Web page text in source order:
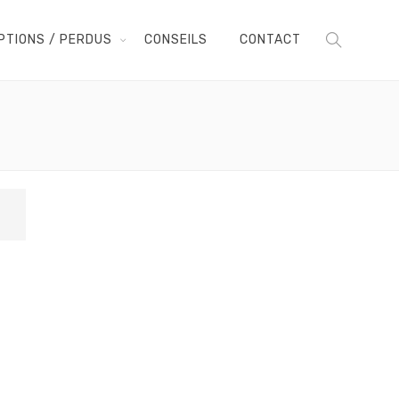
/ PERDUS CONSEILS CONTACT